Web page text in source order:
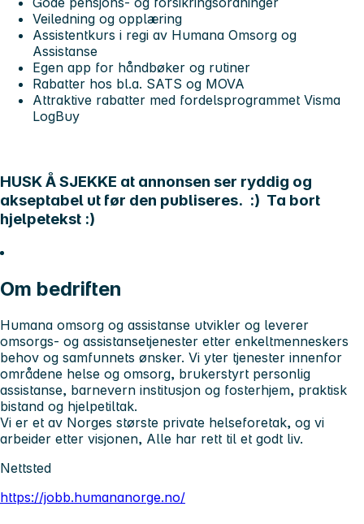
Veiledning og opplæring
Assistentkurs i regi av Humana Omsorg og
Assistanse
Egen app for håndbøker og rutiner
Rabatter hos bl.a. SATS og MOVA
Attraktive rabatter med fordelsprogrammet Visma
LogBuy
HUSK Å SJEKKE at annonsen ser ryddig og
akseptabel ut før den publiseres. :) Ta bort
hjelpetekst :)
Om bedriften
Humana omsorg og assistanse utvikler og leverer
omsorgs- og assistansetjenester etter enkeltmenneskers
behov og samfunnets ønsker. Vi yter tjenester innenfor
områdene helse og omsorg, brukerstyrt personlig
assistanse, barnevern institusjon og fosterhjem, praktisk
bistand og hjelpetiltak.
Vi er et av Norges største private helseforetak, og vi
arbeider etter visjonen, Alle har rett til et godt liv.
Nettsted
https://jobb.humananorge.no/